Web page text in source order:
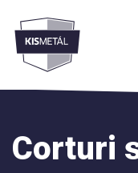
Menü
Corturi